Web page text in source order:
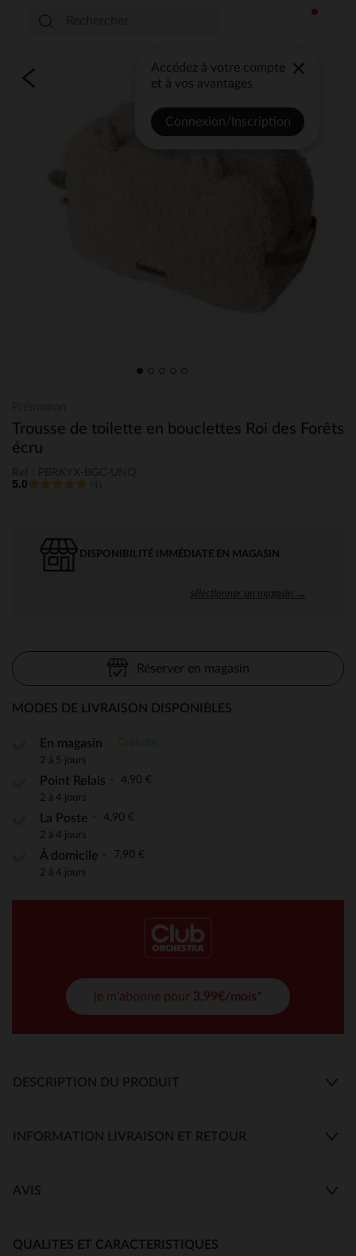
Accédez à votre compte
et à vos avantages
Connexion/Inscription
Trousse de toilette en bouclettes Roi des Forêts
écru
5.0
DISPONIBILITÉ IMMÉDIATE EN MAGASIN
sélectionner un magasin →
Réserver en magasin
MODES DE LIVRAISON DISPONIBLES
En magasin
2 à 5 jours
Point Relais 4,90 €
2 à 4 jours
La Poste 4,90 €
2 à 4 jours
À domicile 7,90 €
2 à 4 jours
je m'abonne pour 3,99€/mois*
DESCRIPTION DU PRODUIT
INFORMATION LIVRAISON ET RETOUR
AVIS
QUALITES ET CARACTERISTIQUES